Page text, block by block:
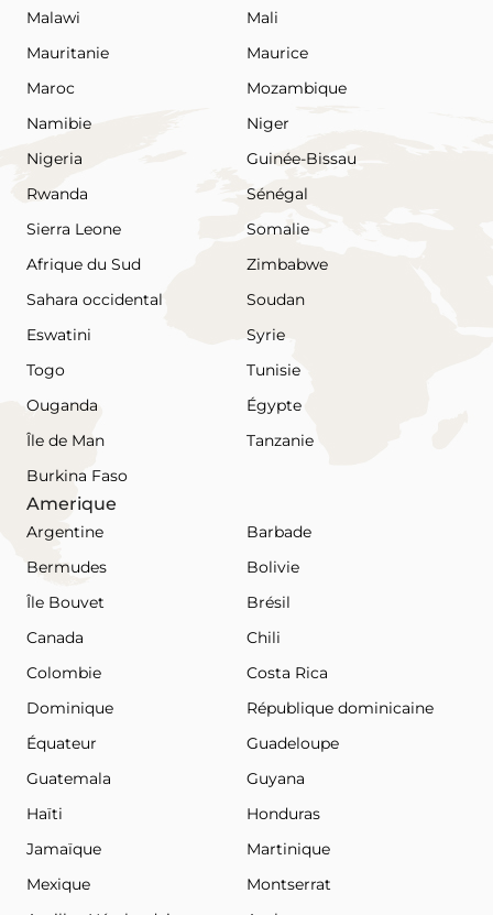
Malawi
Mali
Mauritanie
Maurice
Maroc
Mozambique
Namibie
Niger
Nigeria
Guinée-Bissau
Rwanda
Sénégal
Sierra Leone
Somalie
Afrique du Sud
Zimbabwe
Sahara occidental
Soudan
Eswatini
Syrie
Togo
Tunisie
Ouganda
Égypte
Île de Man
Tanzanie
Burkina Faso
Amerique
Argentine
Barbade
Bermudes
Bolivie
Île Bouvet
Brésil
Canada
Chili
Colombie
Costa Rica
Dominique
République dominicaine
Équateur
Guadeloupe
Guatemala
Guyana
Haïti
Honduras
Jamaïque
Martinique
Mexique
Montserrat